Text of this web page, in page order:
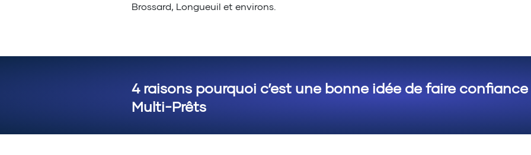
Brossard, Longueuil et environs.
4 raisons pourquoi c’est une bonne idée de faire
Multi-Prêts